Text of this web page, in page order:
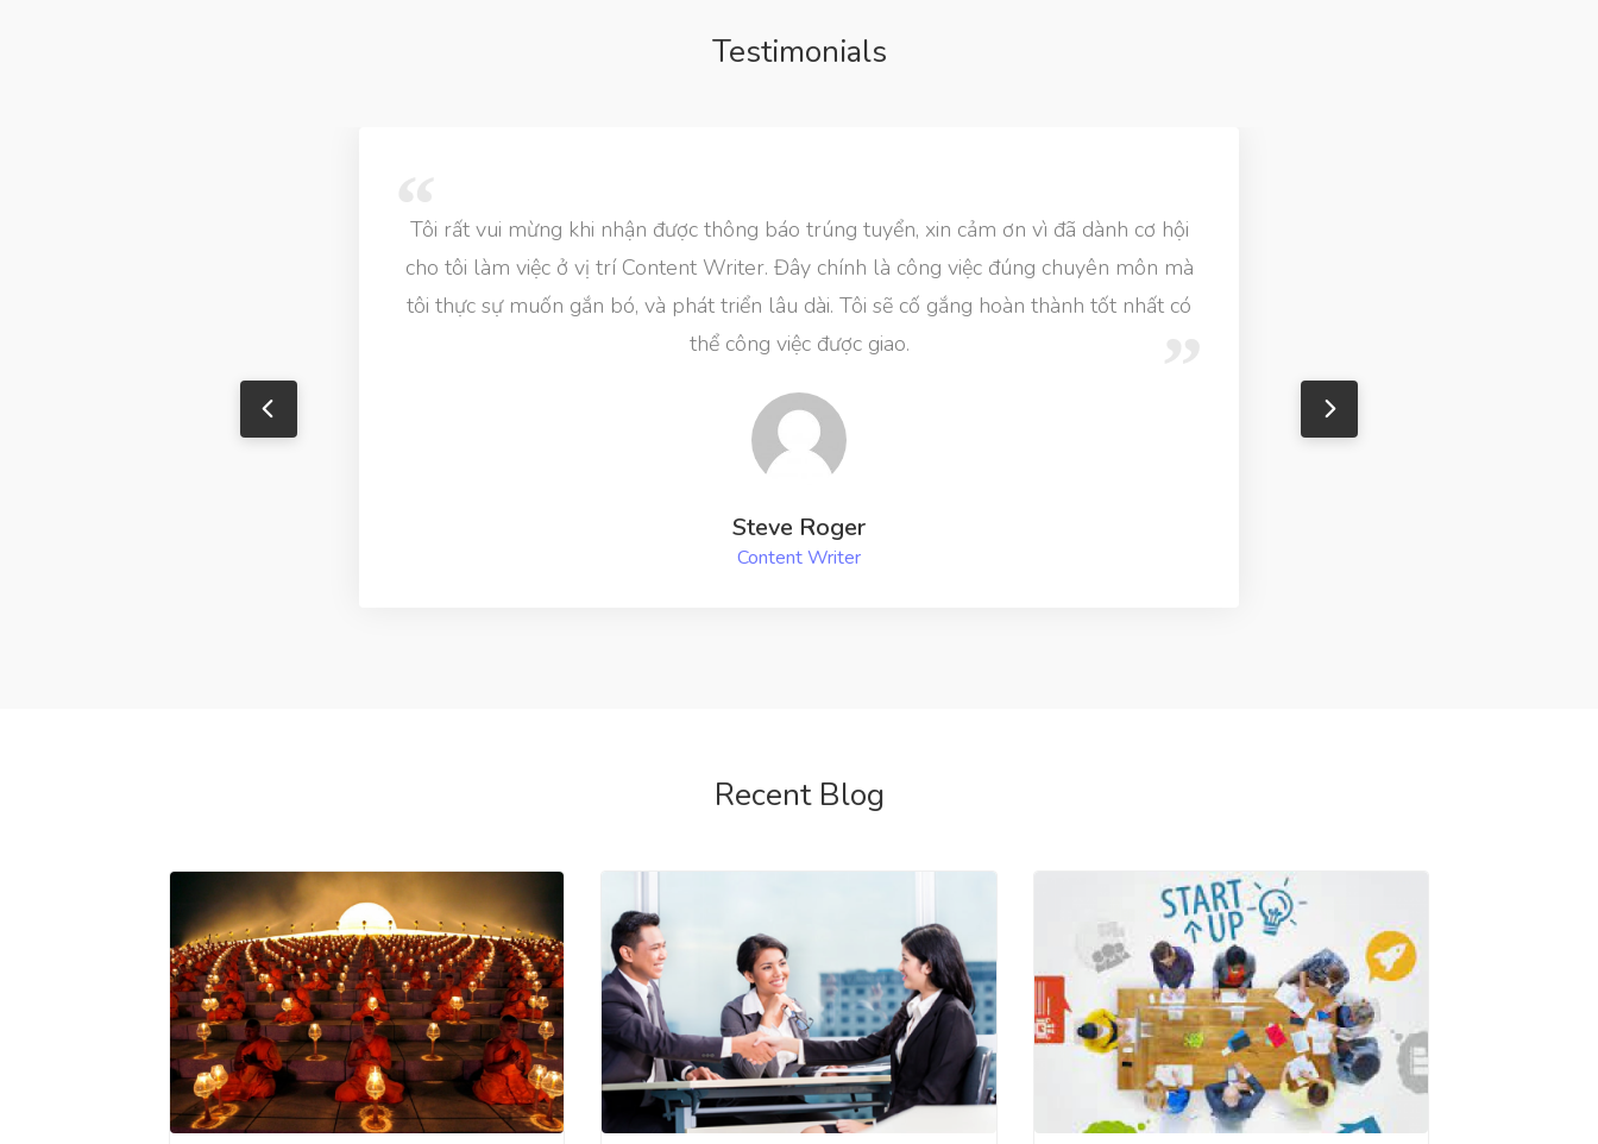
Testimonials
Tôi rất vui mừng khi nhận được thông báo trúng tuyển, xin cảm ơn vì đã dành cơ hội
cho tôi làm việc ở vị trí Content Writer. Đây chính là công việc đúng chuyên môn mà
tôi thực sự muốn gắn bó, và phát triển lâu dài. Tôi sẽ cố gắng hoàn thành tốt nhất có
thể công việc được giao.
Steve Roger
Content Writer
Recent Blog